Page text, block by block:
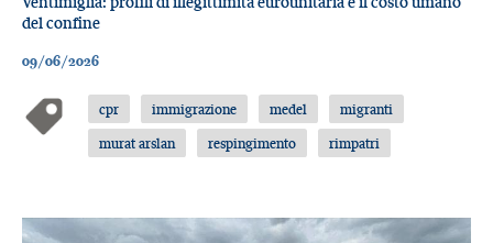
del confine
09/06/2026
cpr immigrazione medel
migranti
murat arslan
respingimento rimpatri